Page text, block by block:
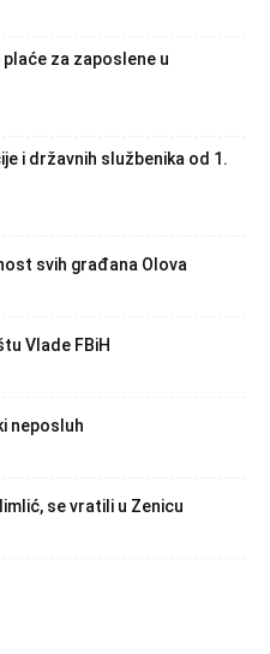
za zaposlene u
i državnih službenika od 1.
svih građana Olova
Vlade FBiH
neposluh
se vratili u Zenicu